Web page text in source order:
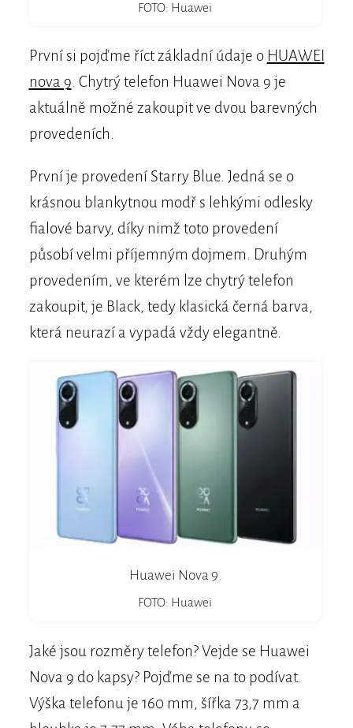
FOTO: Huawei
První si pojďme říct základní údaje o HUAWEI
nova 9. Chytrý telefon Huawei Nova 9 je
aktuálně možné zakoupit ve dvou barevných
provedeních.
První je provedení Starry Blue. Jedná se o
krásnou blankytnou modř s lehkými odlesky
fialové barvy, díky nimž toto provedení
působí velmi příjemným dojmem. Druhým
provedením, ve kterém lze chytrý telefon
zakoupit, je Black, tedy klasická černá barva,
která neurazí a vypadá vždy elegantně.
Huawei Nova 9.
FOTO: Huawei
Jaké jsou rozměry telefon? Vejde se Huawei
Nova 9 do kapsy? Pojďme se na to podívat.
Výška telefonu je 160 mm, šířka 73,7 mm a